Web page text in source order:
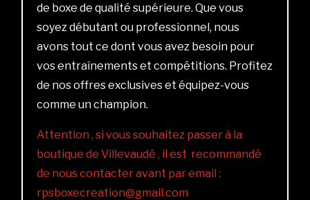
de boxe de qualité supérieure. Que vous
soyez débutant ou professionnel, nous
avons tout ce dont vous avez besoin pour
vos entraînements et compétitions. Profitez
de nos offres exclusives et équipez-vous
comme un champion.
Attention , si vous souhaitez passer à la
boutique de Villevaudé , il est recommandé
de nous contacter avant par email :
rpsboxecreation@gmail.com